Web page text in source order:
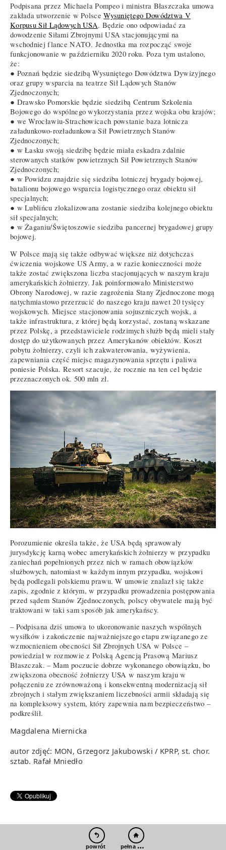
Podpisana przez Michaela Pompeo i ministra Błaszczaka umowa
zakłada utworzenie w PolsceWysuniętego Dowództwa V
Korpusu Sił Lądowych USA. Będzie ono odpowiadać za
dowodzenie Siłami Zbrojnymi USA stacjonującymi na
wschodniej flance NATO. Jednostka ma rozpocząć swoje
funkcjonowanie w październiku 2020 roku. Poza tym ustalono,
że:
● Poznań będzie siedzibą Wysuniętego Dowództwa Dywizyjnego
oraz grupy wsparcia na teatrze Sił Lądowych Stanów
Zjednoczonych;
● Drawsko Pomorskie będzie siedzibą Centrum Szkolenia
Bojowego do wspólnego wykorzystania przez wojska obu krajów;
● we Wrocławiu-Strachowicach powstanie baza lotnicza
załadunkowo-rozładunkowa Sił Powietrznych Stanów
Zjednoczonych;
● w Łasku swoją siedzibę będzie miała eskadra zdalnie
sterowanych statków powietrznych Sił Powietrznych Stanów
Zjednoczonych;
● w Powidzu znajdzie się siedziba lotniczej brygady bojowej,
batalionu bojowego wsparcia logistycznego oraz obiektu sił
specjalnych;
● w Lublińcu zlokalizowana zostanie siedziba kolejnego obiektu
sił specjalnych;
● w Żaganiu/Świętoszowie siedziba pancernej brygadowej grupy
bojowej.
W Polsce mają się także odbywać większe niż dotychczas
ćwiczenia wojskowe US Army, a w razie konieczności może
także zostać zwiększona liczba stacjonujących w naszym kraju
amerykańskich żołnierzy. Jak poinformowało Ministerstwo
Obrony Narodowej, w razie zagrożenia Stany Zjednoczone mogą
natychmiastowo przerzucić do naszego kraju nawet 20 tysięcy
wojskowych. Miejsce stacjonowania sojuszniczych wojsk, a
także infrastruktura, z której będą korzystać, zostaną wskazane
przez Polskę, a przedstawiciele rodzimych służb będą mieli stały
dostęp do użytkowanych przez Amerykanów obiektów. Koszt
pobytu żołnierzy, czyli ich zakwaterowania, wyżywienia,
zapewniania część miejsc magazynowania sprzętu i paliwa
poniesie Polska. Resort szacuje, że rocznie na ten cel będzie
przeznaczonych ok. 500 mln zł.
Porozumienie określa także, że USA będą sprawowały
jurysdykcję karną wobec amerykańskich żołnierzy w przypadku
zaniechań popełnionych przez nich w ramach obowiązków
służbowych, natomiast w każdym innym przypadku, wojskowi
będą podlegali polskiemu prawu. W umowie znalazł się także
zapis, zgodnie z którym, w przypadku prowadzenia postępowania
przed sądem Stanów Zjednoczonych, polscy obywatele mają być
traktowani w taki sam sposób jak amerykańscy.
– Podpisana dziś umowa to ukoronowanie naszych wspólnych
wysiłków i zakończenie najważniejszego etapu związanego ze
wzmocnieniem obecności Sił Zbrojnych USA w Polsce –
powiedział w rozmowie z Polską Agencją Prasową Mariusz
Błaszczak. – Mam poczucie dobrze wykonanego obowiązku, bo
zwiększona obecność żołnierzy USA w naszym kraju w
połączeniu ze zrównoważoną i konsekwentną modernizacją sił
zbrojnych i stałym zwiększaniem liczebności armii składają się
na kompleksowy system, który zapewnia nam bezpieczeństwo –
podkreślił.
Magdalena Miernicka
autor zdjęć: MON, Grzegorz Jakubowski / KPRP, st. chor.
sztab. Rafał Mniedło
powrót pełna wersja